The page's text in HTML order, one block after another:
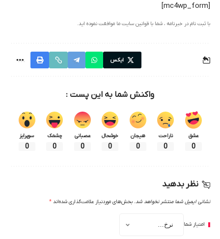
[mc4wp_form]
با ثبت نام در خبرنامه ، شما با قوانین سایت ما موافقت نموده اید.
ایکس
واکنش شما به این پست :
عشق
0
ناراحت
0
هیجان
0
خوشحال
0
عصبانی
0
چشمک
0
سوپرایز
0
نظر بدهید
نشانی ایمیل شما منتشر نخواهد شد. بخش‌های موردنیاز علامت‌گذاری شده‌اند *
امتیاز شما